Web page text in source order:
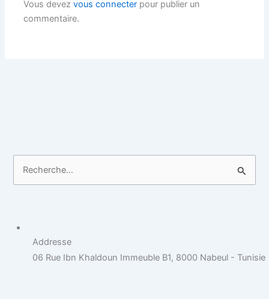
Vous devezvous connecter pour publier un
commentaire.
h
Addresse
06 Rue Ibn Khaldoun Immeuble B1, 8000 Nabeul - Tunisie